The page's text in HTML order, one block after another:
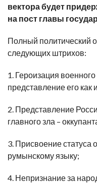
вектора будет
на пост главы
Полный политический
следующих штрихов:
1. Героизация
представление его как
2. Представление
главного зла –
3. Присвоение статуса
румынскому языку;
4. Непризнание за